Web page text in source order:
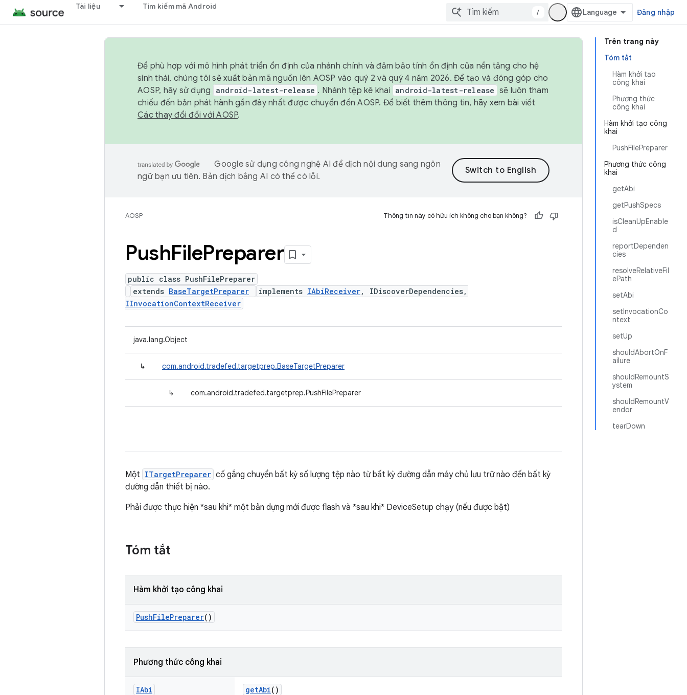
Tài liệu Tìm kiếm mã Android
/ Đăng nhập
Trên trang này
Tóm tắt
Hàm khởi tạo
công khai
Phương thức
công khai
Hàm khởi tạo công
khai
PushFilePreparer
Phương thức công
khai
getAbi
getPushSpecs
isCleanUpEnable
d
reportDependen
cies
resolveRelativeFil
ePath
setAbi
setInvocationCo
ntext
setUp
shouldAbortOnF
ailure
shouldRemountS
ystem
shouldRemountV
endor
tearDown
Để phù hợp với mô hình phát triển ổn định của nhánh chính và đảm bảo tính ổn định của nền tảng cho hệ
sinh thái, chúng tôi sẽ xuất bản mã nguồn lên AOSP vào quý 2 và quý 4 năm 2026. Để tạo và đóng góp cho
AOSP, hãy sử dụng
android-latest-release . Nhánh tệp kê khai android-latest-release sẽ luôn tham
chiếu đến bản phát hành gần đây nhất được chuyển đến AOSP. Để biết thêm thông tin, hãy xem bài viết
Các thay đổi đối với AOSP.
Google sử dụng công nghệ AI để dịch nội dung sang ngôn
ngữ bạn ưu tiên. Bản dịch bằng AI có thể có lỗi.
AOSP Thông tin này có hữu ích không cho bạn không?
PushFilePreparer
public class PushFilePreparer
extends BaseTargetPreparer implements IAbiReceiver, IDiscoverDependencies,
IInvocationContextReceiver
java.lang.Object
↳ com.android.tradefed.targetprep.BaseTargetPreparer
↳ com.android.tradefed.targetprep.PushFilePreparer
Một ITargetPreparer cố gắng chuyển bất kỳ số lượng tệp nào từ bất kỳ đường dẫn máy chủ lưu trữ nào đến bất kỳ
đường dẫn thiết bị nào.
Phải được thực hiện *sau khi* một bản dựng mới được flash và *sau khi* DeviceSetup chạy (nếu được bật)
Tóm tắt
Hàm khởi tạo công khai
PushFilePreparer()
Phương thức công khai
IAbi getAbi()